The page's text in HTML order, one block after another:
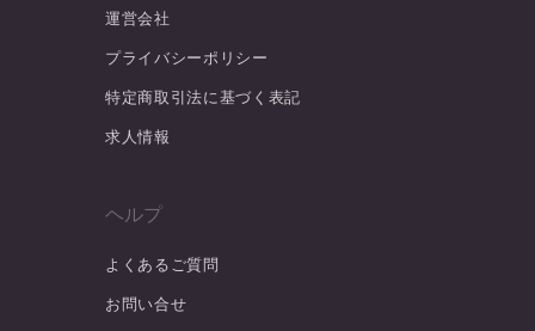
運営会社
プライバシーポリシー
特定商取引法に基づく表記
求人情報
ヘルプ
よくあるご質問
お問い合せ